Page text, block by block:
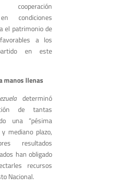
condiciones
el patrimonio de
a los
en este
manos llenas
determinó
de tantas
una “pésima
mediano plazo,
resultados
han obligado
recursos
Nacional.